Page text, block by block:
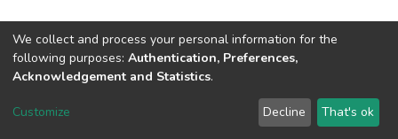
DSpace software copyright © 2002-2026 LYRASIS
Send Feedback
We collect and process your personal information for the
following purposes: Authentication, Preferences,
Acknowledgement and Statistics.
Customize Decline That's ok